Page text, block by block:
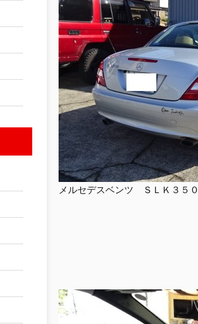
メルセデスベンツ ＳＬＫ３５０